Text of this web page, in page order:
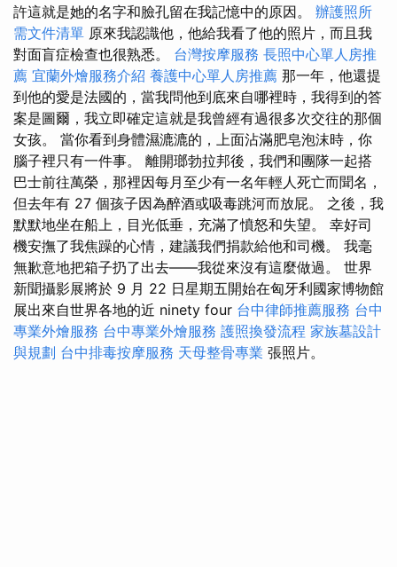
許這就是她的名字和臉孔留在我記憶中的原因。 辦護照所
需文件清單 原來我認識他，他給我看了他的照片，而且我
對面盲症檢查也很熟悉。 台灣按摩服務 長照中心單人房推
薦 宜蘭外燴服務介紹 養護中心單人房推薦 那一年，他還提
到他的愛是法國的，當我問他到底來自哪裡時，我得到的答
案是圖爾，我立即確定這就是我曾經有過很多次交往的那個
女孩。 當你看到身體濕漉漉的，上面沾滿肥皂泡沫時，你
腦子裡只有一件事。 離開瑯勃拉邦後，我們和團隊一起搭
巴士前往萬榮，那裡因每月至少有一名年輕人死亡而聞名，
但去年有 27 個孩子因為醉酒或吸毒跳河而放屁。 之後，我
默默地坐在船上，目光低垂，充滿了憤怒和失望。 幸好司
機安撫了我焦躁的心情，建議我們捐款給他和司機。 我毫
無歉意地把箱子扔了出去——我從來沒有這麼做過。 世界
新聞攝影展將於 9 月 22 日星期五開始在匈牙利國家博物館
展出來自世界各地的近 ninety four 台中律師推薦服務 台中
專業外燴服務 台中專業外燴服務 護照換發流程 家族墓設計
與規劃 台中排毒按摩服務 天母整骨專業 張照片。